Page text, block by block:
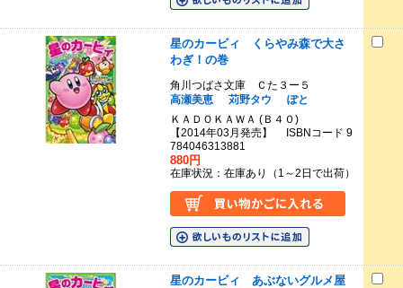
星のカービィ くらやみ森で大さ
わぎ！の巻
角川つばさ文庫 Ｃた３ー５
高瀬美恵
苅野タウ
ぽと
ＫＡＤＯＫＡＷＡ (Ｂ４０)
【2014年03月発売】 ISBNコード 9
784046313881
880円
在庫状況：在庫あり（1～2日で出荷）
星のカービィ あぶないグルメ屋